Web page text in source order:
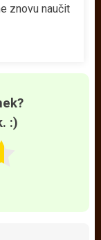
znovu naučit
:)